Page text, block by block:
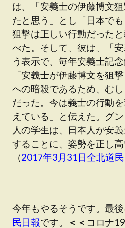
は、「安義士の伊藤博文
たと思う」とし「日本で
狙撃は正しい行動だった
べた。そして、彼は、「
う表示で、毎年安義士記
「安義士が伊藤博文を狙
への暗殺であるため、む
だった。今は義士の行動
えている」と伝えた。グ
人の学生は、日本人が安
することに、姿勢を正し
（2017年3月31日全北道
今年もやるそうです。最後
民日報です。 ＜＜ コロナ